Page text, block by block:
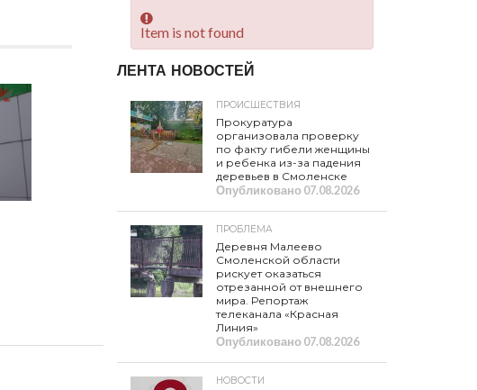
Item is not found
ЛЕНТА НОВОСТЕЙ
ПРОИСШЕСТВИЯ
Прокуратура
организовала проверку
по факту гибели женщины
и ребенка из-за падения
деревьев в Смоленске
Опубликовано07.08.2026
ПРОБЛЕМА
Деревня Малеево
Смоленской области
рискует оказаться
отрезанной от внешнего
мира. Репортаж
телеканала «Красная
Линия»
Опубликовано07.08.2026
НОВОСТИ